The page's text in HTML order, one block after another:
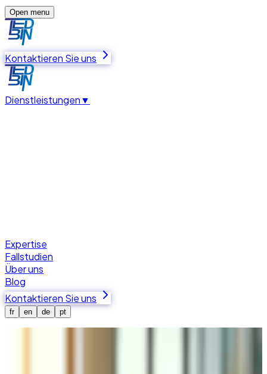
Open menu
Kontaktieren Sie uns
Dienstleistungen▼
Expertise
Fallstudien
Über uns
Blog
Kontaktieren Sie uns
fr en de pt